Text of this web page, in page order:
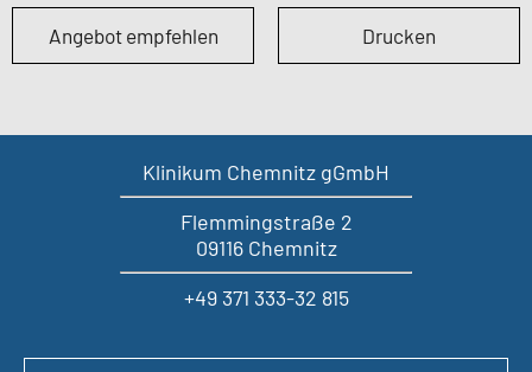
Angebot empfehlen Drucken
Klinikum Chemnitz gGmbH
Flemmingstraße 2
09116 Chemnitz
+49 371 333-32 815